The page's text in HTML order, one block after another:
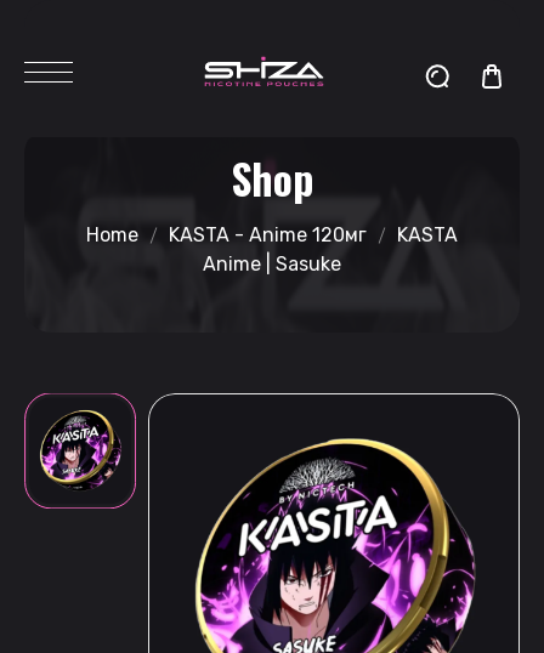
Shop
Home KASTA - Anime 120мг
KASTA
Anime | Sasuke